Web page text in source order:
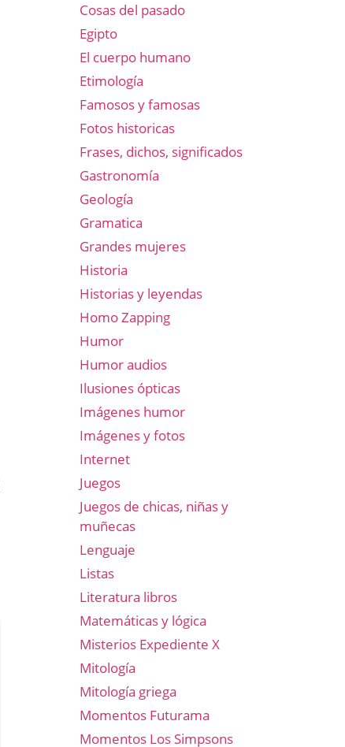
Cosas del pasado
Egipto
El cuerpo humano
Etimología
Famosos y famosas
Fotos historicas
Frases, dichos, significados
Gastronomía
Geología
Gramatica
Grandes mujeres
Historia
Historias y leyendas
Homo Zapping
Humor
Humor audios
Ilusiones ópticas
Imágenes humor
Imágenes y fotos
Internet
Juegos
Juegos de chicas, niñas y
muñecas
Lenguaje
Listas
Literatura libros
Matemáticas y lógica
Misterios Expediente X
Mitología
Mitología griega
Momentos Futurama
Momentos Los Simpsons